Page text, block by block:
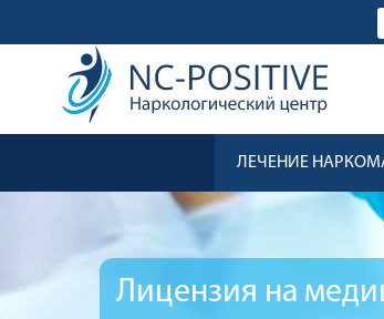
ЛЕЧЕНИЕ
Лицензия на